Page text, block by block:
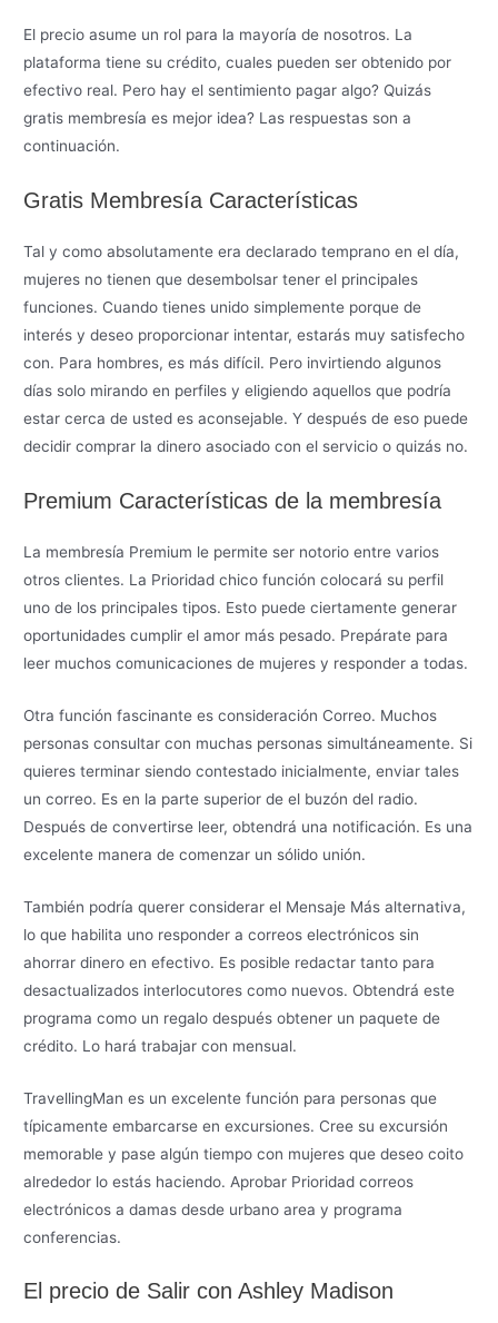
El precio asume un rol para la mayoría de nosotros. La
plataforma tiene su crédito, cuales pueden ser obtenido por
efectivo real. Pero hay el sentimiento pagar algo? Quizás
gratis membresía es mejor idea? Las respuestas son a
continuación.
Gratis Membresía Características
Tal y como absolutamente era declarado temprano en el día,
mujeres no tienen que desembolsar tener el principales
funciones. Cuando tienes unido simplemente porque de
interés y deseo proporcionar intentar, estarás muy satisfecho
con. Para hombres, es más difícil. Pero invirtiendo algunos
días solo mirando en perfiles y eligiendo aquellos que podría
estar cerca de usted es aconsejable. Y después de eso puede
decidir comprar la dinero asociado con el servicio o quizás no.
Premium Características de la membresía
La membresía Premium le permite ser notorio entre varios
otros clientes. La Prioridad chico función colocará su perfil
uno de los principales tipos. Esto puede ciertamente generar
oportunidades cumplir el amor más pesado. Prepárate para
leer muchos comunicaciones de mujeres y responder a todas.
Otra función fascinante es consideración Correo. Muchos
personas consultar con muchas personas simultáneamente. Si
quieres terminar siendo contestado inicialmente, enviar tales
un correo. Es en la parte superior de el buzón del radio.
Después de convertirse leer, obtendrá una notificación. Es una
excelente manera de comenzar un sólido unión.
También podría querer considerar el Mensaje Más alternativa,
lo que habilita uno responder a correos electrónicos sin
ahorrar dinero en efectivo. Es posible redactar tanto para
desactualizados interlocutores como nuevos. Obtendrá este
programa como un regalo después obtener un paquete de
crédito. Lo hará trabajar con mensual.
TravellingMan es un excelente función para personas que
típicamente embarcarse en excursiones. Cree su excursión
memorable y pase algún tiempo con mujeres que deseo coito
alrededor lo estás haciendo. Aprobar Prioridad correos
electrónicos a damas desde urbano area y programa
conferencias.
El precio de Salir con Ashley Madison